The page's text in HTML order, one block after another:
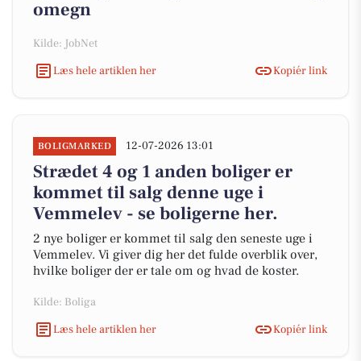
omegn
Kilde: JobNet
Læs hele artiklen her
Kopiér link
BOLIGMARKED 12-07-2026 13:01
Strædet 4 og 1 anden boliger er
kommet til salg denne uge i
Vemmelev - se boligerne her.
2 nye boliger er kommet til salg den seneste uge i
Vemmelev. Vi giver dig her det fulde overblik over,
hvilke boliger der er tale om og hvad de koster.
Kilde: Boliga
Læs hele artiklen her
Kopiér link